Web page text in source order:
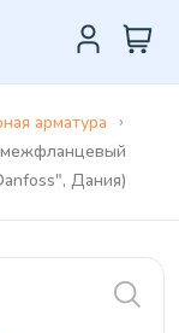
арматура
Дания)